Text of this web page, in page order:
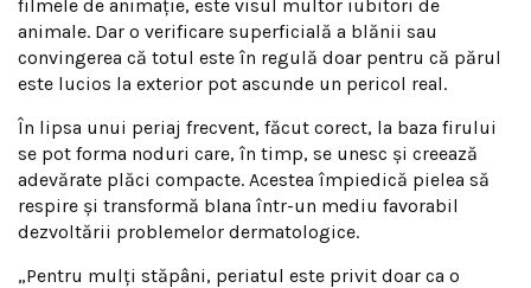
filmele de animație, este visul multor iubitori de
animale. Dar o verificare superficială a blănii sau
convingerea că totul este în regulă doar pentru că părul
este lucios la exterior pot ascunde un pericol real.
În lipsa unui periaj frecvent, făcut corect, la baza firului
se pot forma noduri care, în timp, se unesc și creează
adevărate plăci compacte. Acestea împiedică pielea să
respire și transformă blana într-un mediu favorabil
dezvoltării problemelor dermatologice.
„Pentru mulți stăpâni, periatul este privit doar ca o